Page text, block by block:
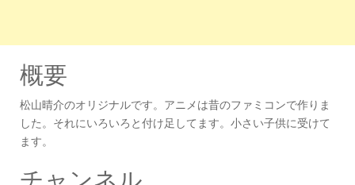
概要
松山晴介のオリジナルです。アニメは昔のファミコンで作りま
した。それにいろいろと付け足してます。小さい子供に受けて
ます。